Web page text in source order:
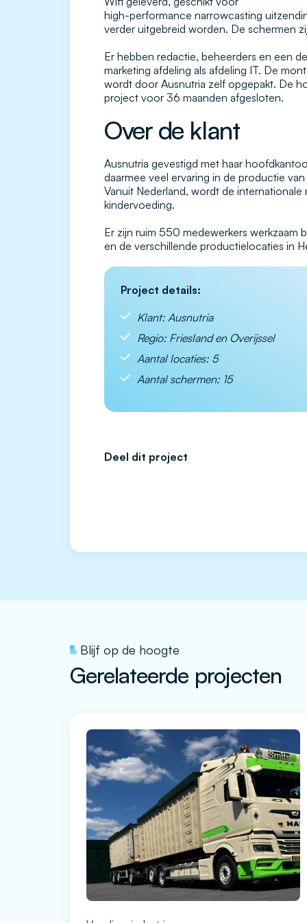
high-performance narrowcasting
verder uitgebreid worden. De schermen
Er hebben redactie, beheerders en een
marketing afdeling als afdeling IT. De
wordt door Ausnutria zelf opgepakt. De
project voor 36 maanden afgesloten.
Over de klant
Ausnutria gevestigd met haar
daarmee veel ervaring in de productie
Vanuit Nederland, wordt de
kindervoeding.
Er zijn ruim 550 medewerkers werkzaam
en de verschillende productielocaties in
Project details:
Klant: Ausnutria
Regio: Friesland en Overijssel
Aantal locaties: 5
Aantal schermen: 15
Deel dit project
Blijf op de hoogte
Gerelateerde projecten